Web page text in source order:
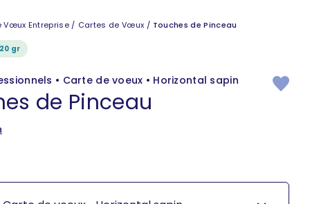
Vœux Entreprise Cartes de Vœux Touches de Pinceau
gr
• Carte de voeux • Horizontal sapin
de Pinceau